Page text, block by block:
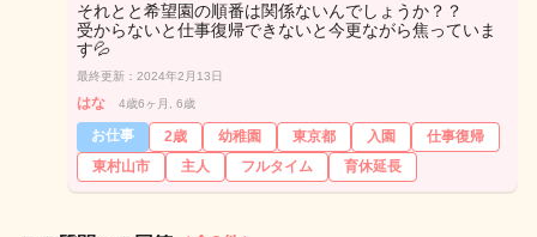
それとと希望園の順番は関係ないんでしょうか？？
受からないと仕事復帰できないと今更ながら焦っていま
す💦
最終更新：2024年2月13日
はな 4歳6ヶ月, 6歳
お仕事 2歳 幼稚園 東京都 入園
仕事復帰
東村山市
主人 フルタイム 育休延長